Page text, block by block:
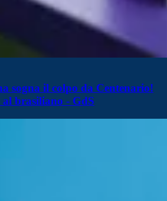
sogna il colpo da Centenario!
brasiliano - GdS